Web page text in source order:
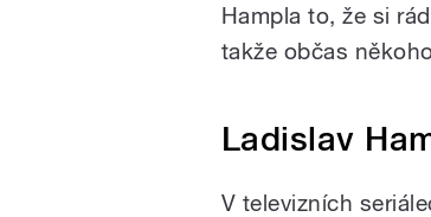
Hampla to, že si
takže občas
Ladislav
V televizních